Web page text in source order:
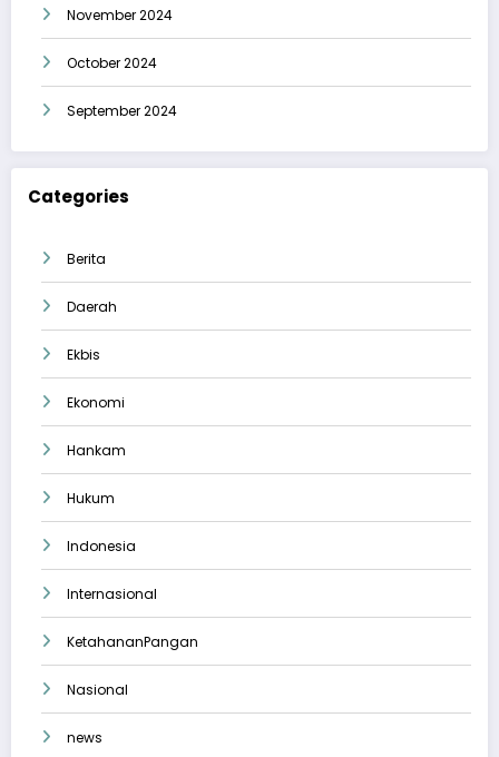
November 2024
October 2024
September 2024
Categories
Berita
Daerah
Ekbis
Ekonomi
Hankam
Hukum
Indonesia
Internasional
KetahananPangan
Nasional
news